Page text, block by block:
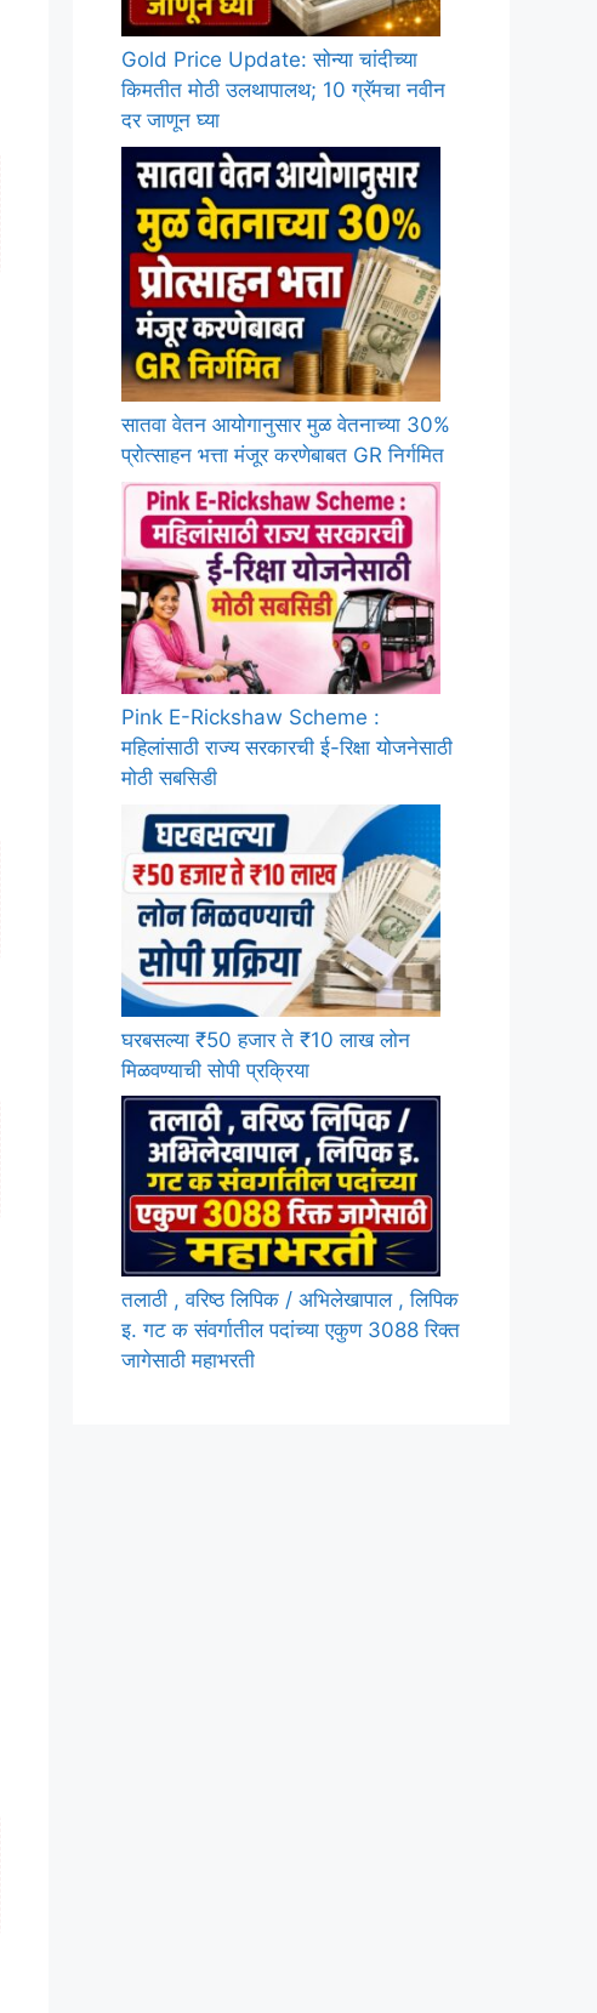
Gold Price Update: सोन्या चांदीच्या
किमतीत मोठी उलथापालथ; 10 ग्रॅमचा नवीन
दर जाणून घ्या
सातवा वेतन आयोगानुसार मुळ वेतनाच्या 30%
प्रोत्साहन भत्ता मंजूर करणेबाबत GR निर्गमित
Pink E-Rickshaw Scheme :
महिलांसाठी राज्य सरकारची ई-रिक्षा योजनेसाठी
मोठी सबसिडी
घरबसल्या ₹50 हजार ते ₹10 लाख लोन
मिळवण्याची सोपी प्रक्रिया
तलाठी , वरिष्ठ लिपिक / अभिलेखापाल , लिपिक
इ. गट क संवर्गातील पदांच्या एकुण 3088 रिक्त
जागेसाठी महाभरती